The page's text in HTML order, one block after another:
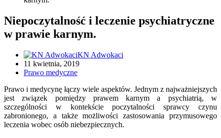
Niepoczytalność i leczenie psychiatryczne
w prawie karnym.
KN Adwokaci
11 kwietnia, 2019
Prawo medyczne
Prawo i medycynę łączy wiele aspektów. Jednym z najważniejszych
jest związek pomiędzy prawem karnym a psychiatrią, w
szczególności w kontekście poczytalności sprawcy czynu
zabronionego, a także możliwości zastosowania przymusowego
leczenia wobec osób niebezpiecznych.